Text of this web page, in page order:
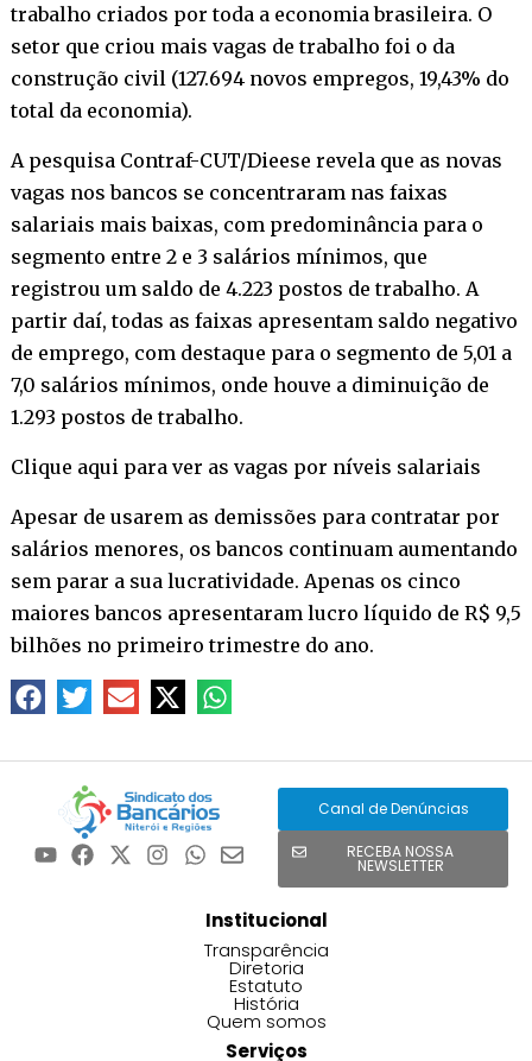
trabalho criados por toda a economia brasileira. O
setor que criou mais vagas de trabalho foi o da
construção civil (127.694 novos empregos, 19,43% do
total da economia).
A pesquisa Contraf-CUT/Dieese revela que as novas
vagas nos bancos se concentraram nas faixas
salariais mais baixas, com predominância para o
segmento entre 2 e 3 salários mínimos, que
registrou um saldo de 4.223 postos de trabalho. A
partir daí, todas as faixas apresentam saldo negativo
de emprego, com destaque para o segmento de 5,01 a
7,0 salários mínimos, onde houve a diminuição de
1.293 postos de trabalho.
Clique aqui para ver as vagas por níveis salariais
Apesar de usarem as demissões para contratar por
salários menores, os bancos continuam aumentando
sem parar a sua lucratividade. Apenas os cinco
maiores bancos apresentaram lucro líquido de R$ 9,5
bilhões no primeiro trimestre do ano.
Canal de Denúncias
RECEBA NOSSA
NEWSLETTER
Institucional
Transparência
Diretoria
Estatuto
História
Quem somos
Serviços